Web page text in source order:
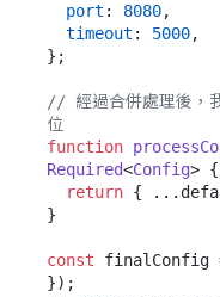
port : 8080,
timeout : 5000,
};
// 經過合併處理後，
位
function
Required<Config> {
return {
}
const finalConfig